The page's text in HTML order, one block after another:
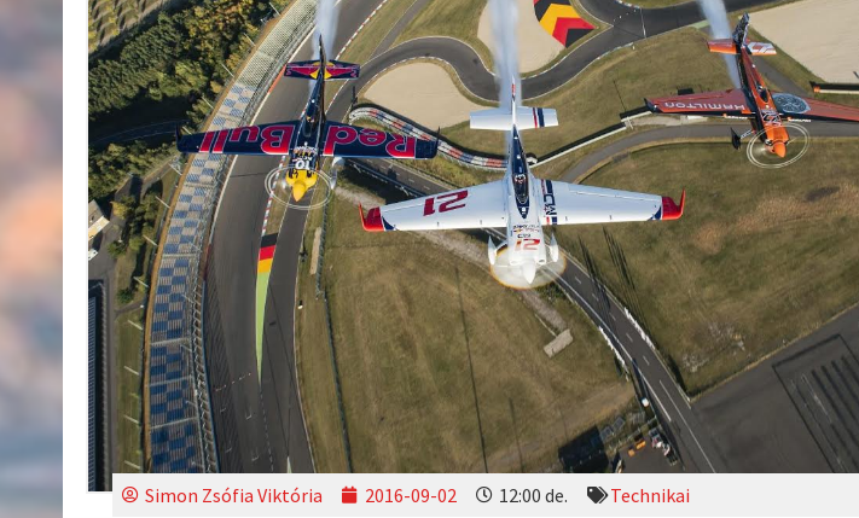
Simon Zsófia Viktória 2016-09-02 12:00 de. Technikai